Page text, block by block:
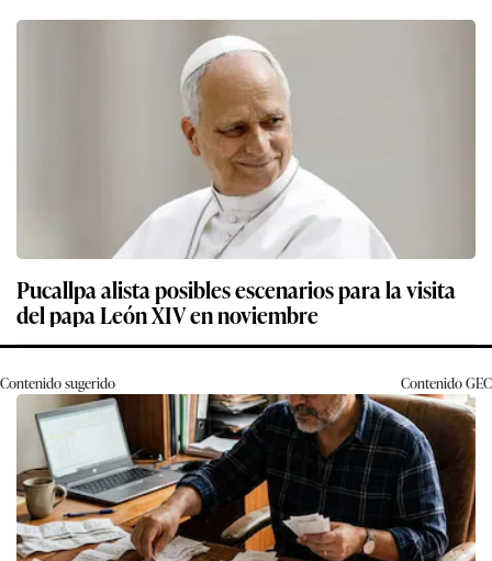
Pucallpa alista posibles escenarios para la visita
del papa León XIV en noviembre
Contenido sugerido ContenidoGEC